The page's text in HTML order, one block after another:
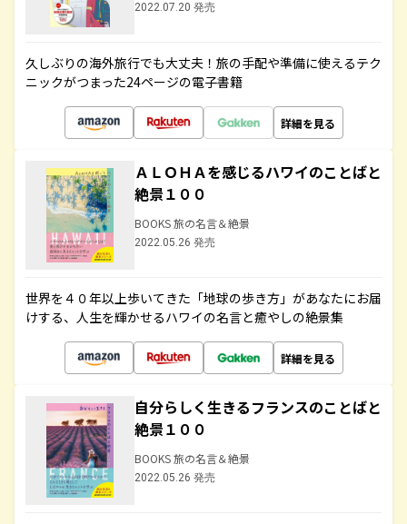
2022.07.20 発売
久しぶりの海外旅行でも大丈夫！旅の手配や準備に使えるテク
ニックがつまった24ページの電子書籍
詳細を見る
ＡＬＯＨＡを感じるハワイのことばと
絶景１００
BOOKS 旅の名言＆絶景
2022.05.26 発売
世界を４０年以上歩いてきた「地球の歩き方」があなたにお届
けする、人生を輝かせるハワイの名言と癒やしの絶景集
詳細を見る
自分らしく生きるフランスのことばと
絶景１００
BOOKS 旅の名言＆絶景
2022.05.26 発売